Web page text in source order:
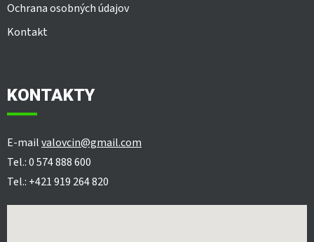
Ochrana osobných údajov
Kontakt
KONTAKTY
E-mailvalovcin@gmail.com
Tel.: 0 574 888 600
Tel.: +421 919 264 820